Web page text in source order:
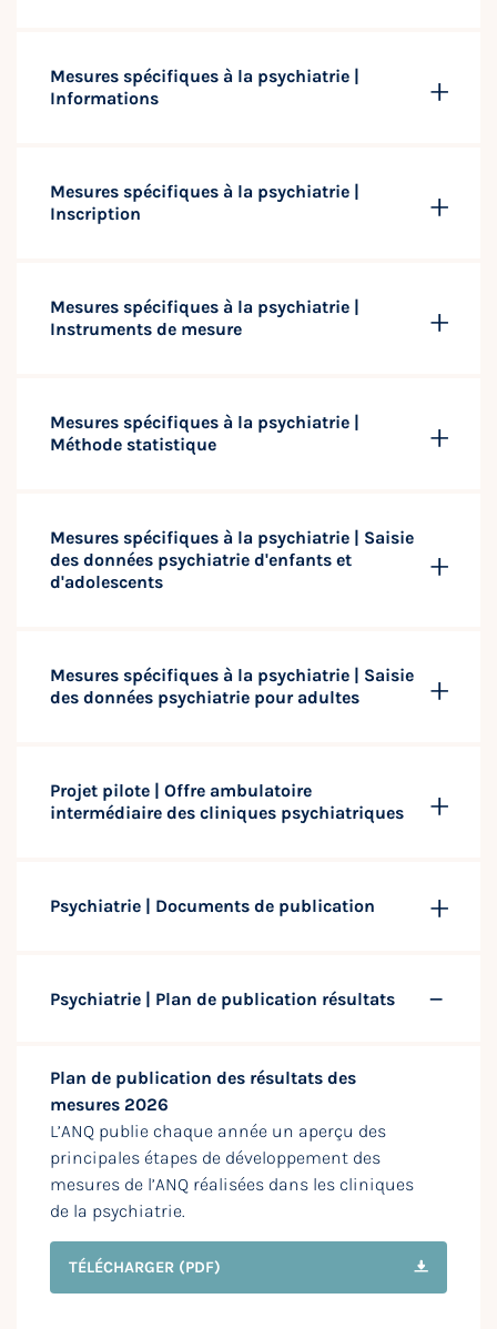
Mesures spécifiques à la psychiatrie |
Informations
Mesures spécifiques à la psychiatrie |
Inscription
Mesures spécifiques à la psychiatrie |
Instruments de mesure
Mesures spécifiques à la psychiatrie |
Méthode statistique
Mesures spécifiques à la psychiatrie | Saisie
des données psychiatrie d'enfants et
d'adolescents
Mesures spécifiques à la psychiatrie | Saisie
des données psychiatrie pour adultes
Projet pilote | Offre ambulatoire
intermédiaire des cliniques psychiatriques
Psychiatrie | Documents de publication
Psychiatrie | Plan de publication résultats
Plan de publication des résultats des
mesures 2026
L’ANQ publie chaque année un aperçu des
principales étapes de développement des
mesures de l’ANQ réalisées dans les cliniques
de la psychiatrie.
TÉLÉCHARGER (PDF)